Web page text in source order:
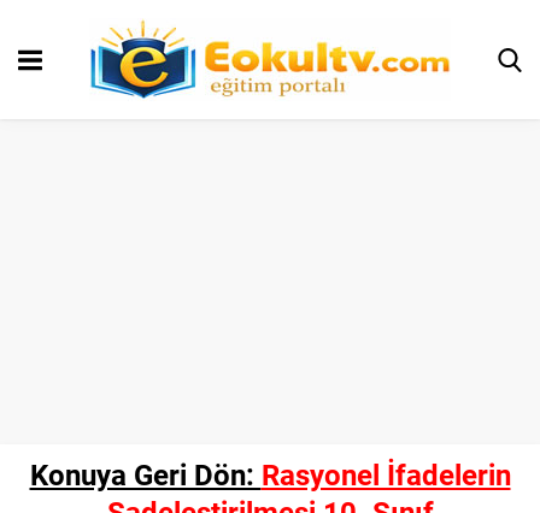
Konuya Geri Dön: Rasyonel İfadelerin